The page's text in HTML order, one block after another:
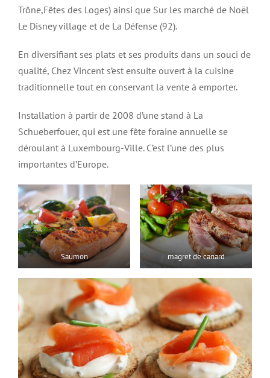
Trône,Fêtes des Loges) ainsi que Sur les marché de Noël
Le Disney village et de La Défense (92).
En diversifiant ses plats et ses produits dans un souci de
qualité, Chez Vincent s’est ensuite ouvert à la cuisine
traditionnelle tout en conservant la vente à emporter.
Installation à partir de 2008 d’une stand à La
Schueberfouer, qui est une fête foraine annuelle se
déroulant à Luxembourg-Ville. C’est l’une des plus
importantes d’Europe.
Saumon magret de canard